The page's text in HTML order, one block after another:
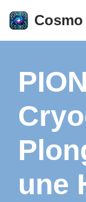
Aller
Cosmo
une